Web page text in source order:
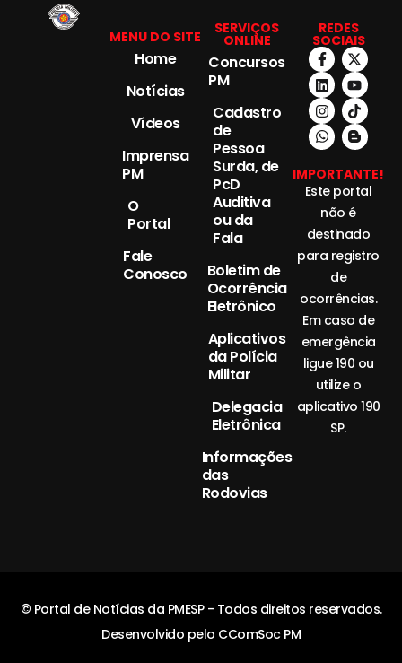
MENU DO SITE
Home
Notícias
Vídeos
Imprensa
PM
O
Portal
Fale
Conosco
SERVIÇOS
ONLINE
Concursos
PM
Cadastro
de
Pessoa
Surda, de
PcD
Auditiva
ou da
Fala
Boletim de
Ocorrência
Eletrônico
Aplicativos
da Polícia
Militar
Delegacia
Eletrônica
Informações
das
Rodovias
REDES
SOCIAIS
IMPORTANTE!
Este portal
não é
destinado
para registro
de
ocorrências.
Em caso de
emergência
ligue 190 ou
utilize o
aplicativo 190
SP.
© Portal de Notícias da PMESP - Todos direitos reservados.
Desenvolvido pelo CComSoc PM